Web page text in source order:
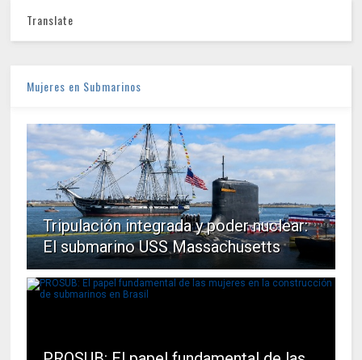
Translate
Mujeres en Submarinos
Tripulación integrada y poder nuclear:
El submarino USS Massachusetts